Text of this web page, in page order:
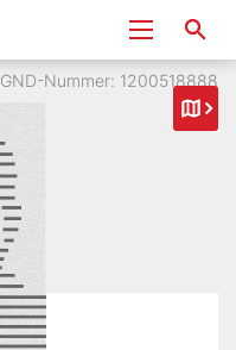
GND-Nummer: 1200518888